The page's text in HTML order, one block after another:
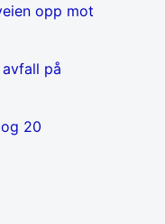
opp mot
på
20